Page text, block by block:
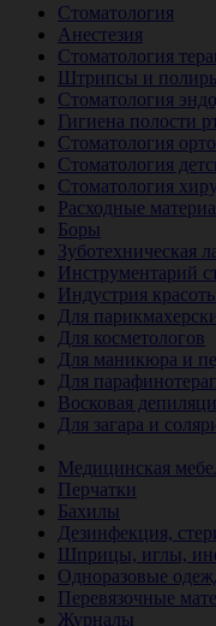
Стоматология
Анестезия
Стоматология
Штрипсы и
Стоматология
Гигиена полости
Стоматология
Стоматология
Стоматология
Расходные
Боры
Зуботехническая
Инструментарий
Индустрия
Для
Для косметологов
Для маникюра и
Для
Восковая
Для загара и
Медицинская
Перчатки
Бахилы
Дезинфекция,
Шприцы, иглы,
Одноразовые
Перевязочные
Журналы